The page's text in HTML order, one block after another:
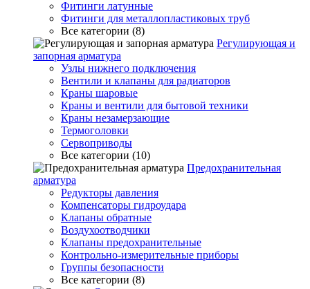
Фитинги латунные
Фитинги для металлопластиковых труб
Все категории (8)
Регулирующая и
запорная арматура
Узлы нижнего подключения
Вентили и клапаны для радиаторов
Краны шаровые
Краны и вентили для бытовой техники
Краны незамерзающие
Термоголовки
Сервоприводы
Все категории (10)
Предохранительная
арматура
Редукторы давления
Компенсаторы гидроудара
Клапаны обратные
Воздухоотводчики
Клапаны предохранительные
Контрольно-измерительные приборы
Группы безопасности
Все категории (8)